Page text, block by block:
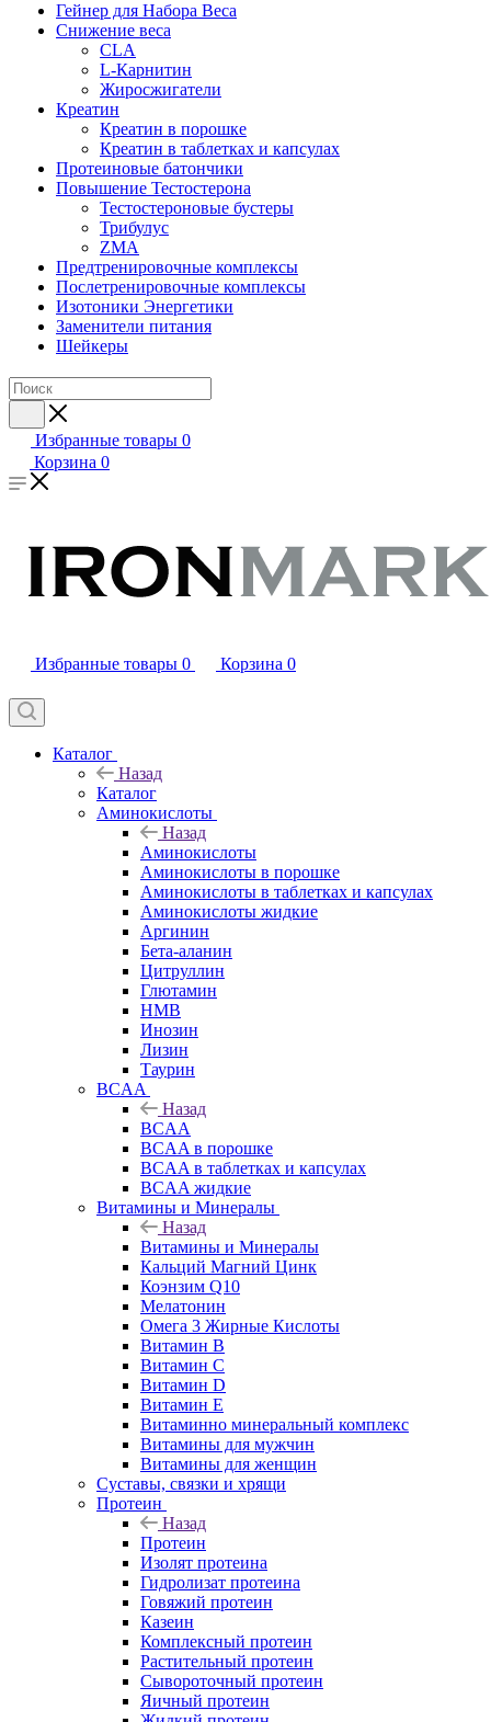
Гейнер для Набора Веса
Снижение веса
CLA
L-Карнитин
Жиросжигатели
Креатин
Креатин в порошке
Креатин в таблетках и капсулах
Протеиновые батончики
Повышение Тестостерона
Тестостероновые бустеры
Трибулус
ZMA
Предтренировочные комплексы
Послетренировочные комплексы
Изотоники Энергетики
Заменители питания
Шейкеры
Избранные товары 0
Корзина 0
Избранные товары 0 Корзина 0
Каталог
Назад
Каталог
Аминокислоты
Назад
Аминокислоты
Аминокислоты в порошке
Аминокислоты в таблетках и капсулах
Аминокислоты жидкие
Аргинин
Бета-аланин
Цитруллин
Глютамин
HMB
Инозин
Лизин
Таурин
BCAA
Назад
BCAA
BCAA в порошке
BCAA в таблетках и капсулах
BCAA жидкие
Витамины и Минералы
Назад
Витамины и Минералы
Кальций Магний Цинк
Коэнзим Q10
Мелатонин
Омега 3 Жирные Кислоты
Витамин B
Витамин C
Витамин D
Витамин E
Витаминно минеральный комплекс
Витамины для мужчин
Витамины для женщин
Суставы, связки и хрящи
Протеин
Назад
Протеин
Изолят протеина
Гидролизат протеина
Говяжий протеин
Казеин
Комплексный протеин
Растительный протеин
Сывороточный протеин
Яичный протеин